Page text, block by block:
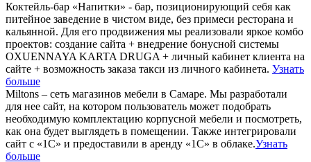
Коктейль-бар «Напитки» - бар, позиционирующий себя как
питейное заведение в чистом виде, без примеси ресторана и
кальянной. Для его продвижения мы реализовали яркое комбо
проектов: создание сайта + внедрение бонусной системы
OXUENNAYA KARTA DRUGA + личный кабинет клиента на
сайте + возможность заказа такси из личного кабинета. Узнать
больше
Miltons – сеть магазинов мебели в Самаре. Мы разработали
для нее сайт, на котором пользователь может подобрать
необходимую комплектацию корпусной мебели и посмотреть,
как она будет выглядеть в помещении. Также интегрировали
сайт с «1С» и предоставили в аренду «1С» в облаке.Узнать
больше